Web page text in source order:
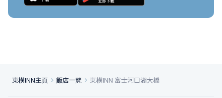
東橫INN主頁 飯店一覽 東橫INN 富士河口湖大橋